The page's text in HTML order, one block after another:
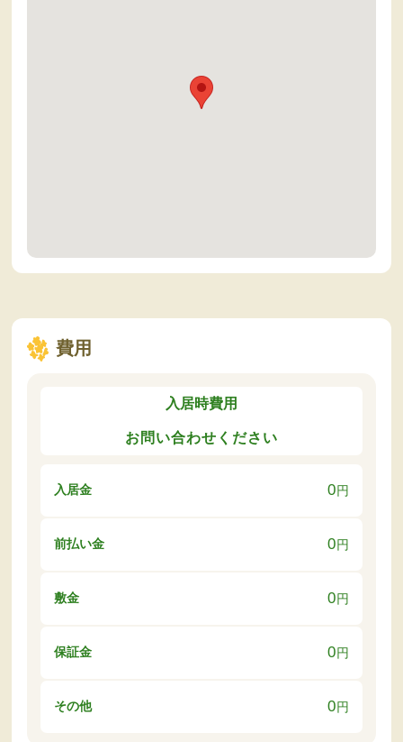
費用
入居時費用
お問い合わせください
入居金 0円
前払い金 0円
敷金 0円
保証金 0円
その他 0円